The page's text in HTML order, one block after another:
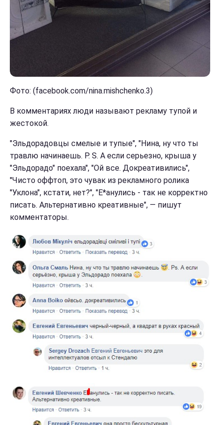
Фото: (facebook.com/nina.mishchenko.3)
В комментариях люди называют рекламу тупой и
жестокой.
"Эльдорадовцы смелые и тупые", "Нина, ну что ты
травлю начинаешь. P. S. А если серьезно, крыша у
"Эльдорадо" поехала", "Ой все. Докреативились",
"Чисто оффтоп, это чувак из рекламного ролика
"Уклона", кстати, нет?", "Е*анулись - так не корректно
писать. Альтернативно креативные", — пишут
комментаторы.